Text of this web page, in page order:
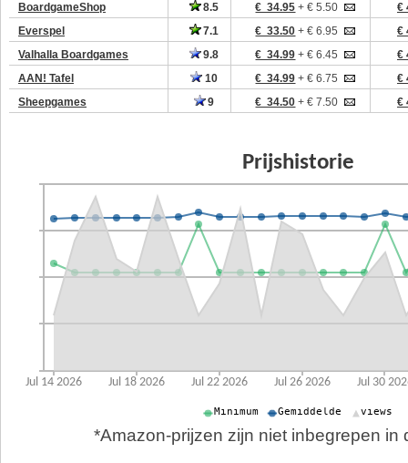
BoardgameShop
8.5 € 34.95 + € 5.50
€
Everspel
7.1 € 33.50 + € 6.95
€
Valhalla Boardgames
9.8 € 34.99 + € 6.45
€
AAN! Tafel
10 € 34.99 + € 6.75
€
Sheepgames
9 € 34.50 + € 7.50 €
*Amazon-prijzen zijn niet inbegrepen in